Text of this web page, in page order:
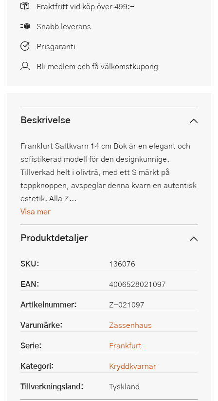
Fraktfritt vid köp över 499:-
Snabb leverans
Prisgaranti
Bli medlem och få välkomstkupong
Beskrivelse
Frankfurt Saltkvarn 14 cm Bok är en elegant och
sofistikerad modell för den designkunnige.
Tillverkad helt i olivträ, med ett S märkt på
toppknoppen, avspeglar denna kvarn en autentisk
estetik. Alla Z...
Visa mer
Produktdetaljer
SKU:
136076
EAN:
4006528021097
Artikelnummer:
Z-021097
Varumärke:
Zassenhaus
Serie:
Frankfurt
Kategori:
Kryddkvarnar
Tillverkningsland:
Tyskland